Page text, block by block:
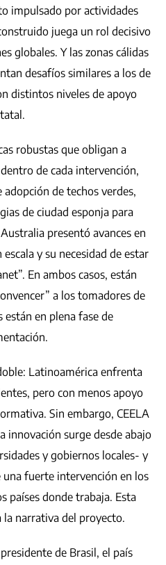
impulsado por actividades
juega un rol decisivo
globales. Y las zonas cálidas
desafíos similares a los de
distintos niveles de apoyo
robustas que obligan a
de cada intervención,
de techos verdes,
de ciudad esponja para
presentó avances en
y su necesidad de estar
En ambos casos, están
a los tomadores de
están en plena fase de
Latinoamérica enfrenta
pero con menos apoyo
Sin embargo, CEELA
innovación surge desde abajo
y gobiernos locales- y
fuerte intervención en los
países donde trabaja. Esta
la narrativa del proyecto.
de Brasil, el país